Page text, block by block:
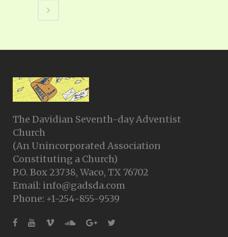
The Davidian Seventh-day Adventist
Church
(An Unincorporated Association
Constituting a Church)
P.O. Box 23738, Waco, TX 76702
Email: info@gadsda.com
Phone: +1-254-855-9539